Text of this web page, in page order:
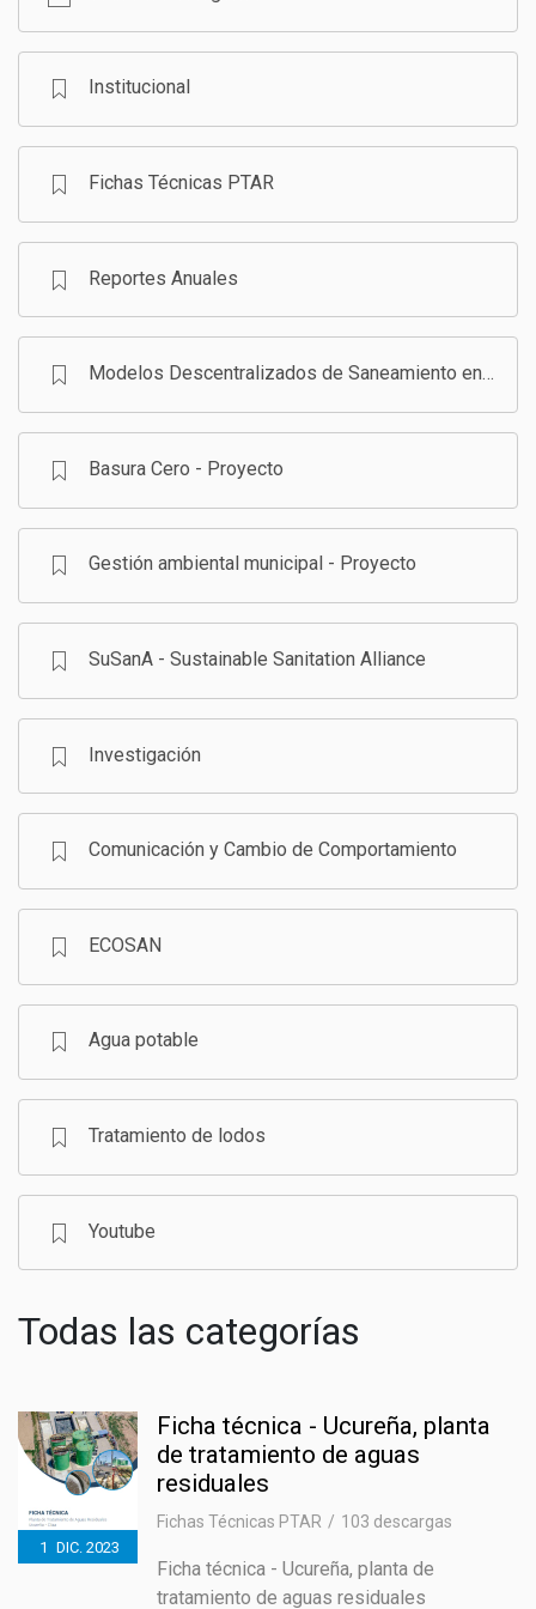
Institucional
Fichas Técnicas PTAR
Reportes Anuales
Modelos Descentralizados de Saneamiento en Bolivia - Programa
Basura Cero - Proyecto
Gestión ambiental municipal - Proyecto
SuSanA - Sustainable Sanitation Alliance
Investigación
Comunicación y Cambio de Comportamiento
ECOSAN
Agua potable
Tratamiento de lodos
Youtube
Todas las categorías
1 DIC. 2023
Ficha técnica - Ucureña, planta
de tratamiento de aguas
residuales
Fichas Técnicas PTAR 103 descargas
Ficha técnica - Ucureña, planta de
tratamiento de aguas residuales